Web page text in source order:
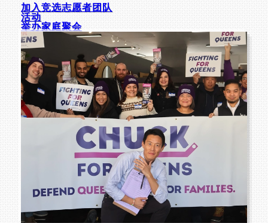
加入竞选志愿者团队
活动
举办家庭聚会